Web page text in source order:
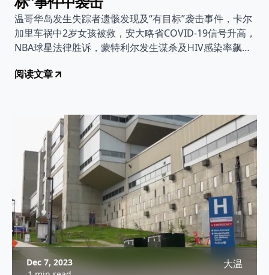
温哥华岛发生失踪者遗骸发现及“有目标”袭击事件，卡尔
加里车祸中2岁女孩被救，安大略省COVID-19信号升高，
NBA球星法律胜诉，蒙特利尔发生谋杀及HIV感染率飙
阅读文章
Dec 7, 2023
大温